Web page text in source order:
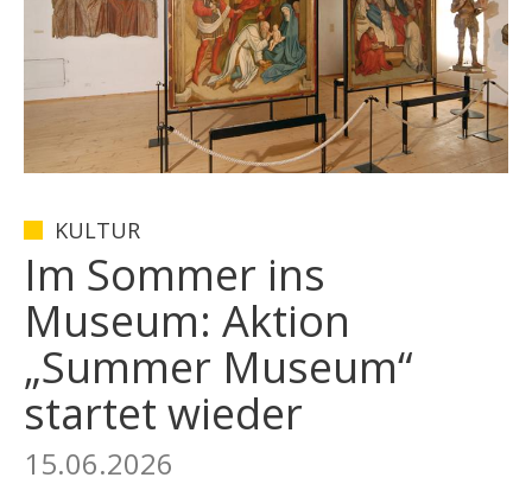
KULTUR
Im Sommer ins
Museum: Aktion
„Summer Museum“
startet wieder
15.06.2026